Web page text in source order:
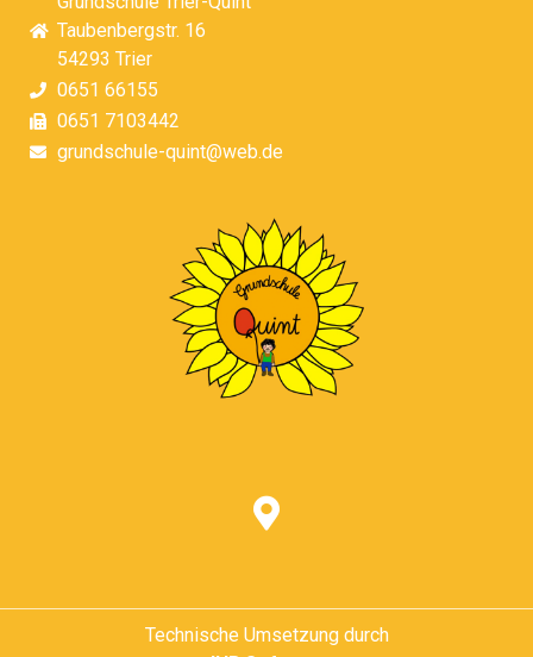
Taubenbergstr. 16
54293 Trier
0651 66155
0651 7103442
grundschule-quint@web.de
Technische Umsetzung durch